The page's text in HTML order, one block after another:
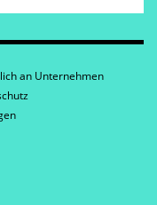
an Unternehmen